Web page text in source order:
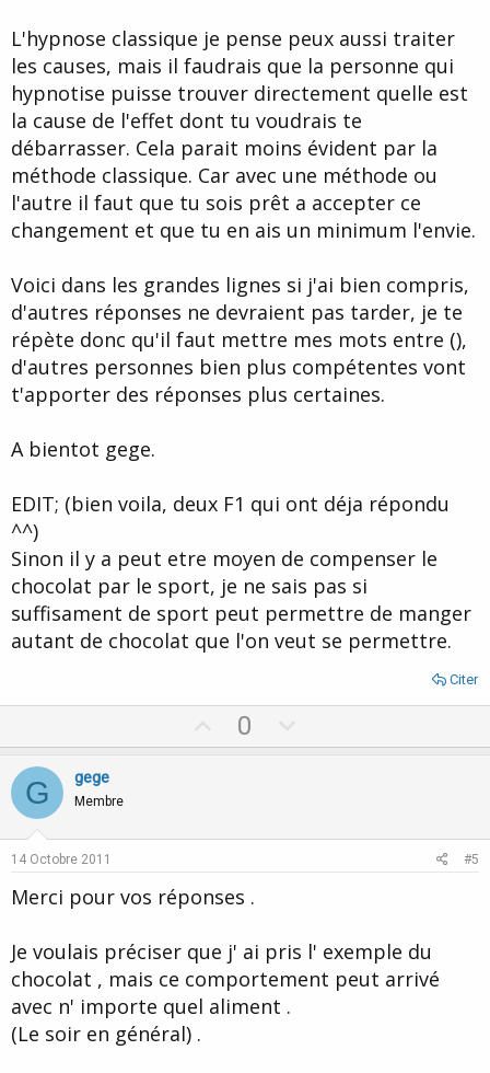
L'hypnose classique je pense peux aussi traiter
les causes, mais il faudrais que la personne qui
hypnotise puisse trouver directement quelle est
la cause de l'effet dont tu voudrais te
débarrasser. Cela parait moins évident par la
méthode classique. Car avec une méthode ou
l'autre il faut que tu sois prêt a accepter ce
changement et que tu en ais un minimum l'envie.
Voici dans les grandes lignes si j'ai bien compris,
d'autres réponses ne devraient pas tarder, je te
répète donc qu'il faut mettre mes mots entre (),
d'autres personnes bien plus compétentes vont
t'apporter des réponses plus certaines.
A bientot gege.
EDIT; (bien voila, deux F1 qui ont déja répondu
^^)
Sinon il y a peut etre moyen de compenser le
chocolat par le sport, je ne sais pas si
suffisament de sport peut permettre de manger
autant de chocolat que l'on veut se permettre.
Citer
p
0
o
G gege
Membre
14 Octobre 2011 #5
Merci pour vos réponses .
Je voulais préciser que j' ai pris l' exemple du
chocolat , mais ce comportement peut arrivé
avec n' importe quel aliment .
(Le soir en général) .